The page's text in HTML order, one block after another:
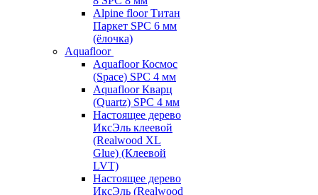
Alpine floor Титан
Паркет SPC 6 мм
(ёлочка)
Aquafloor
Aquafloor Космос
(Space) SPC 4 мм
Aquafloor Кварц
(Quartz) SPC 4 мм
Настоящее дерево
ИксЭль клеевой
(Realwood XL
Glue) (Клеевой
LVT)
Настоящее дерево
ИксЭль (Realwood